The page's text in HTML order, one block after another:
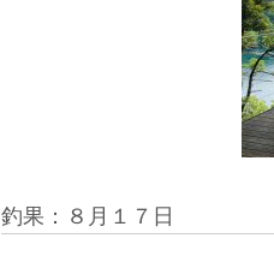
釣果：８月１７日